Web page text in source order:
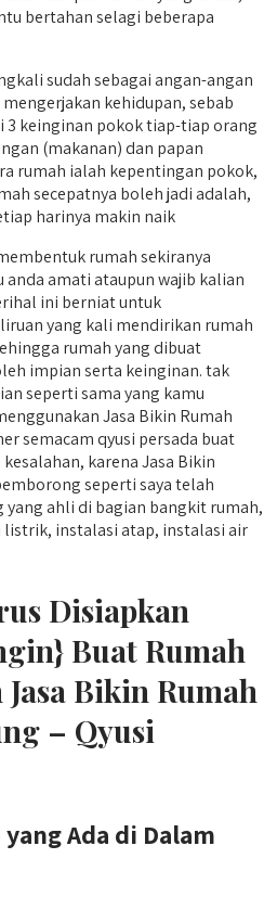
bertahan selagi beberapa
sudah sebagai angan-angan
kehidupan, sebab
3 keinginan pokok tiap-tiap orang
(makanan) dan papan
rumah ialah kepentingan pokok,
secepatnya boleh jadi adalah,
harinya makin naik
rumah sekiranya
amati ataupun wajib kalian
ini berniat untuk
yang kali mendirikan rumah
rumah yang dibuat
impian serta keinginan. tak
seperti sama yang kamu
Jasa Bikin Rumah
semacam qyusi persada buat
karena Jasa Bikin
seperti saya telah
ahli di bagian bangkit rumah,
instalasi atap, instalasi air
Disiapkan
Buat Rumah
Bikin Rumah
– Qyusi
Ada di Dalam